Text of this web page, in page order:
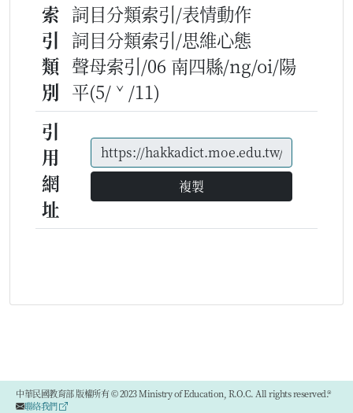
索
引
類
別
詞目分類索引/表情動作
詞目分類索引/思維心態
聲母索引/06 南四縣/ng/oi/陽
平(5/ˇ/11)
引
用
網
址
複製
中華民國教育部 版權所有 © 2023 Ministry of Education, R.O.C. All rights reserved.®
聯絡我們